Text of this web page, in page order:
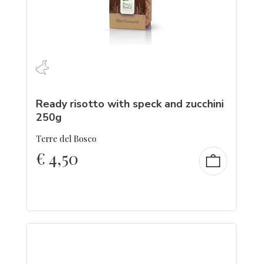
Ready risotto with speck and zucchini
250g
Terre del Bosco
€4,50